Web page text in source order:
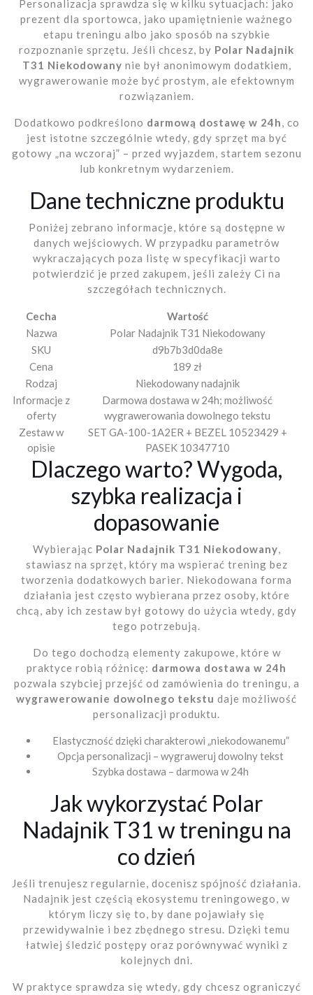
Personalizacja sprawdza się w kilku sytuacjach: jako
prezent dla sportowca, jako upamiętnienie ważnego
etapu treningu albo jako sposób na szybkie
rozpoznanie sprzętu. Jeśli chcesz, by Polar Nadajnik
T31 Niekodowany nie był anonimowym dodatkiem,
wygrawerowanie może być prostym, ale efektownym
rozwiązaniem.
Dodatkowo podkreślono darmową dostawę w 24h, co
jest istotne szczególnie wtedy, gdy sprzęt ma być
gotowy „na wczoraj” – przed wyjazdem, startem sezonu
lub konkretnym wydarzeniem.
Dane techniczne produktu
Poniżej zebrano informacje, które są dostępne w
danych wejściowych. W przypadku parametrów
wykraczających poza listę w specyfikacji warto
potwierdzić je przed zakupem, jeśli zależy Ci na
szczegółach technicznych.
Cecha
Wartość
Nazwa
Polar Nadajnik T31 Niekodowany
SKU
d9b7b3d0da8e
Cena
189 zł
Rodzaj
Niekodowany nadajnik
Informacje z
oferty
Darmowa dostawa w 24h; możliwość
wygrawerowania dowolnego tekstu
Zestaw w
opisie
SET GA-100-1A2ER + BEZEL 10523429 +
PASEK 10347710
Dlaczego warto? Wygoda,
szybka realizacja i
dopasowanie
Wybierając Polar Nadajnik T31 Niekodowany,
stawiasz na sprzęt, który ma wspierać trening bez
tworzenia dodatkowych barier. Niekodowana forma
działania jest często wybierana przez osoby, które
chcą, aby ich zestaw był gotowy do użycia wtedy, gdy
tego potrzebują.
Do tego dochodzą elementy zakupowe, które w
praktyce robią różnicę: darmowa dostawa w 24h
pozwala szybciej przejść od zamówienia do treningu, a
wygrawerowanie dowolnego tekstu daje możliwość
personalizacji produktu.
Elastyczność dzięki charakterowi „niekodowanemu”
Opcja personalizacji – wygraweruj dowolny tekst
Szybka dostawa – darmowa w 24h
Jak wykorzystać Polar
Nadajnik T31 w treningu na
co dzień
Jeśli trenujesz regularnie, docenisz spójność działania.
Nadajnik jest częścią ekosystemu treningowego, w
którym liczy się to, by dane pojawiały się
przewidywalnie i bez zbędnego stresu. Dzięki temu
łatwiej śledzić postępy oraz porównywać wyniki z
kolejnych dni.
W praktyce sprawdza się wtedy, gdy chcesz ograniczyć